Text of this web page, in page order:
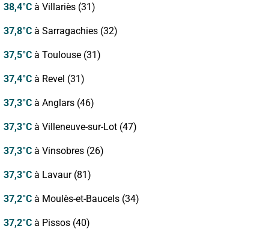
38,4°C à Villariès (31)
37,8°C à Sarragachies (32)
37,5°C à Toulouse (31)
37,4°C à Revel (31)
37,3°C à Anglars (46)
37,3°C à Villeneuve-sur-Lot (47)
37,3°C à Vinsobres (26)
37,3°C à Lavaur (81)
37,2°C à Moulès-et-Baucels (34)
37,2°C à Pissos (40)